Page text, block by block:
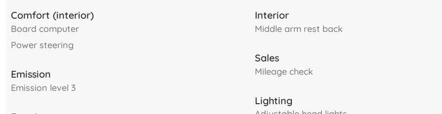
Comfort (interior)
board computer
power steering
Emission
emission level 3
Interior
middle arm rest back
Sales
mileage check
Lighting